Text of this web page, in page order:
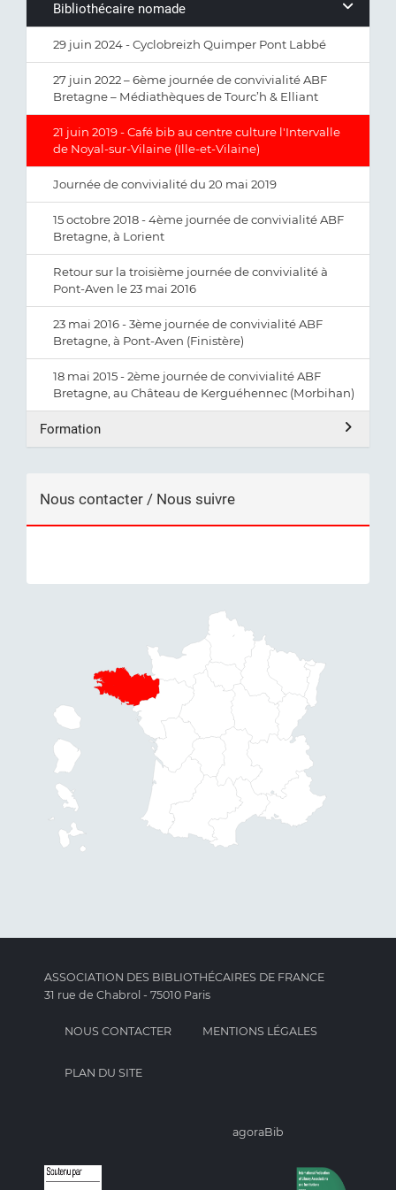
Bibliothécaire nomade
29 juin 2024 - Cyclobreizh Quimper Pont Labbé
27 juin 2022 – 6ème journée de convivialité ABF
Bretagne – Médiathèques de Tourc’h & Elliant
21 juin 2019 - Café bib au centre culture l'Intervalle
de Noyal-sur-Vilaine (Ille-et-Vilaine)
Journée de convivialité du 20 mai 2019
15 octobre 2018 - 4ème journée de convivialité ABF
Bretagne, à Lorient
Retour sur la troisième journée de convivialité à
Pont-Aven le 23 mai 2016
23 mai 2016 - 3ème journée de convivialité ABF
Bretagne, à Pont-Aven (Finistère)
18 mai 2015 - 2ème journée de convivialité ABF
Bretagne, au Château de Kerguéhennec (Morbihan)
Formation
Nous contacter / Nous suivre
ASSOCIATION DES BIBLIOTHÉCAIRES DE FRANCE
31 rue de Chabrol - 75010 Paris
NOUS CONTACTER MENTIONS LÉGALES
PLAN DU SITE
agoraBib